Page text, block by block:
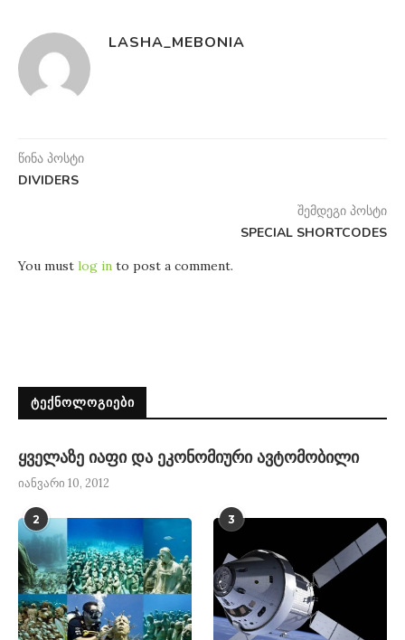
LASHA_MEBONIA
წინა პოსტი
DIVIDERS
შემდეგი პოსტი
SPECIAL SHORTCODES
You must log in to post a comment.
ᲢᲔᲥᲜᲝᲚᲝᲒᲘᲔᲑᲘ
ყველაზე იაფი და ეკონომიური ავტომობილი
იანვარი 10, 2012
2 3